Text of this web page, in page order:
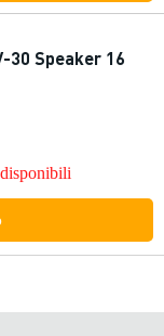
30 Speaker 16